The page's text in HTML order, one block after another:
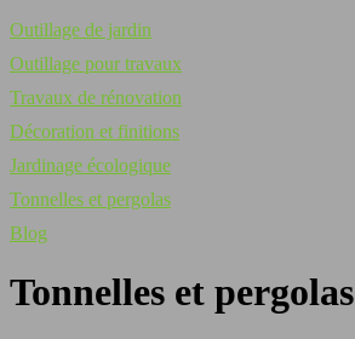
Outillage de jardin
Outillage pour travaux
Travaux de rénovation
Décoration et finitions
Jardinage écologique
Tonnelles et pergolas
Blog
Tonnelles et pergolas